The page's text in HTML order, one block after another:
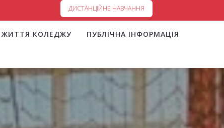
ДИСТАНЦІЙНЕ НАВЧАННЯ
ЖИТТЯ КОЛЕДЖУ ПУБЛІЧНА ІНФОРМАЦІЯ